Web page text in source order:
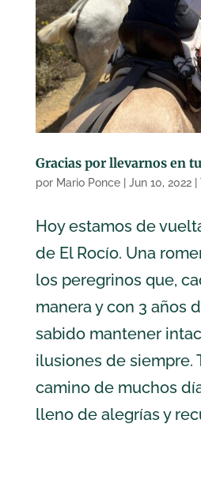
Gracias por llevarnos en
por Mario Ponce| Jun 10, 2022|
Hoy estamos de
de El Rocío. Una
los peregrinos que,
manera y con 3 años
sabido mantener
ilusiones de siempre.
camino de muchos
lleno de alegrías y